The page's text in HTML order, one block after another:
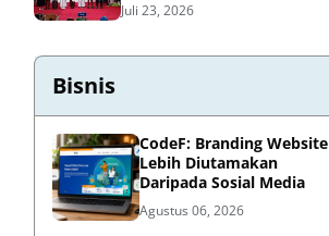
Juli 23, 2026
Bisnis
CodeF: Branding Website
Lebih Diutamakan
Daripada Sosial Media
Agustus 06, 2026